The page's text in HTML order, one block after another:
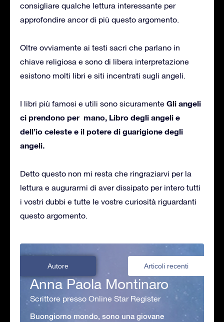
consigliare qualche lettura interessante per
approfondire ancor di più questo argomento.
Oltre ovviamente ai testi sacri che parlano in
chiave religiosa e sono di libera interpretazione
esistono molti libri e siti incentrati sugli angeli.
I libri più famosi e utili sono sicuramente Gli angeli
ci prendono per mano, Libro degli angeli e
dell’io celeste e il potere di guarigione degli
angeli.
Detto questo non mi resta che ringraziarvi per la
lettura e augurarmi di aver dissipato per intero tutti
i vostri dubbi e tutte le vostre curiosità riguardanti
questo argomento.
Autore Articoli recenti
Anna Paola Montinaro
Scrittore presso Online Star Register
Buongiorno mondo, sono una giovane